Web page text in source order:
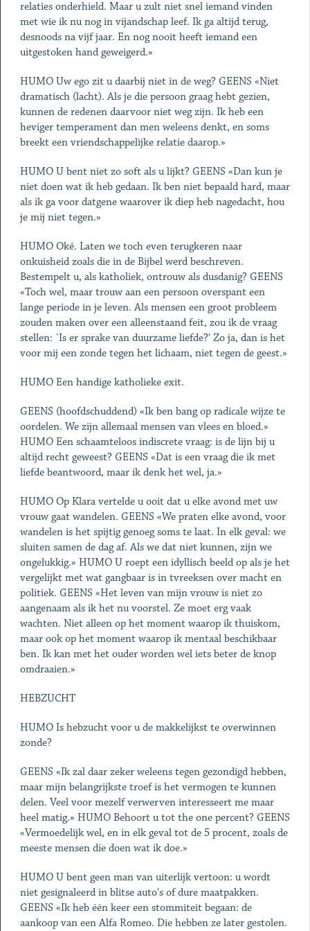
relaties onderhield. Maar u zult niet snel iemand vinden
met wie ik nu nog in vijandschap leef. Ik ga altijd terug,
desnoods na vijf jaar. En nog nooit heeft iemand een
uitgestoken hand geweigerd.»
HUMO Uw ego zit u daarbij niet in de weg? GEENS «Niet
dramatisch (lacht). Als je die persoon graag hebt gezien,
kunnen de redenen daarvoor niet weg zijn. Ik heb een
heviger temperament dan men weleens denkt, en soms
breekt een vriendschappelijke relatie daarop.»
HUMO U bent niet zo soft als u lijkt? GEENS «Dan kun je
niet doen wat ik heb gedaan. Ik ben niet bepaald hard, maar
als ik ga voor datgene waarover ik diep heb nagedacht, hou
je mij niet tegen.»
HUMO Oké. Laten we toch even terugkeren naar
onkuisheid zoals die in de Bijbel werd beschreven.
Bestempelt u, als katholiek, ontrouw als dusdanig? GEENS
«Toch wel, maar trouw aan een persoon overspant een
lange periode in je leven. Als mensen een groot probleem
zouden maken over een alleenstaand feit, zou ik de vraag
stellen: `Is er sprake van duurzame liefde?' Zo ja, dan is het
voor mij een zonde tegen het lichaam, niet tegen de geest.»
HUMO Een handige katholieke exit.
GEENS (hoofdschuddend) «Ik ben bang op radicale wijze te
oordelen. We zijn allemaal mensen van vlees en bloed.»
HUMO Een schaamteloos indiscrete vraag: is de lijn bij u
altijd recht geweest? GEENS «Dat is een vraag die ik met
liefde beantwoord, maar ik denk het wel, ja.»
HUMO Op Klara vertelde u ooit dat u elke avond met uw
vrouw gaat wandelen. GEENS «We praten elke avond, voor
wandelen is het spijtig genoeg soms te laat. In elk geval: we
sluiten samen de dag af. Als we dat niet kunnen, zijn we
ongelukkig.» HUMO U roept een idyllisch beeld op als je het
vergelijkt met wat gangbaar is in tvreeksen over macht en
politiek. GEENS «Het leven van mijn vrouw is niet zo
aangenaam als ik het nu voorstel. Ze moet erg vaak
wachten. Niet alleen op het moment waarop ik thuiskom,
maar ook op het moment waarop ik mentaal beschikbaar
ben. Ik kan met het ouder worden wel iets beter de knop
omdraaien.»
HEBZUCHT
HUMO Is hebzucht voor u de makkelijkst te overwinnen
zonde?
GEENS «Ik zal daar zeker weleens tegen gezondigd hebben,
maar mijn belangrijkste troef is het vermogen te kunnen
delen. Veel voor mezelf verwerven interesseert me maar
heel matig.» HUMO Behoort u tot the one percent? GEENS
«Vermoedelijk wel, en in elk geval tot de 5 procent, zoals de
meeste mensen die doen wat ik doe.»
HUMO U bent geen man van uiterlijk vertoon: u wordt
niet gesignaleerd in blitse auto's of dure maatpakken.
GEENS «Ik heb één keer een stommiteit begaan: de
aankoop van een Alfa Romeo. Die hebben ze later gestolen.